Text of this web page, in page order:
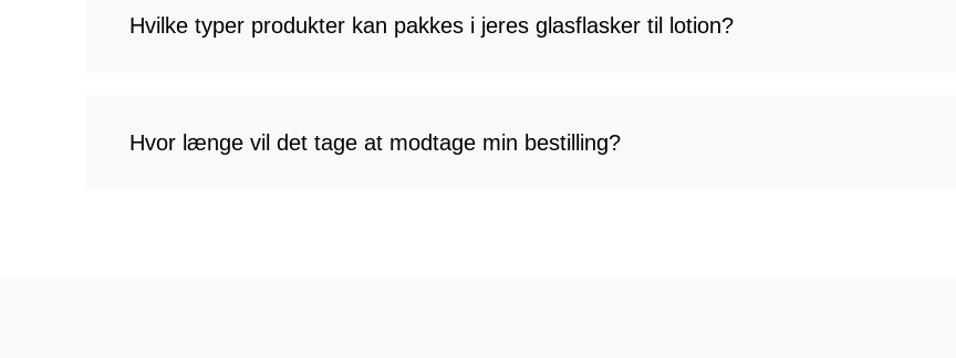
Hvilke typer produkter kan pakkes i jeres glasflasker til lotion?
Hvor længe vil det tage at modtage min bestilling?